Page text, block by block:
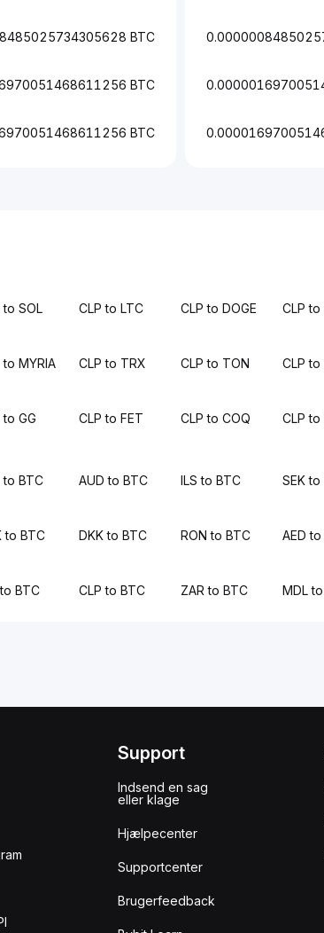
BTC
BTC
BTC
to SOL CLP to LTC CLP to DOGE CLP to
to MYRIA CLP to TRX CLP to TON CLP to
to GG CLP to FET CLP to COQ CLP to
to BTC AUD to BTC ILS to BTC SEK to
to BTC DKK to BTC RON to BTC AED
BTC CLP to BTC ZAR to BTC MDL
Support
Indsend en sag
eller klage
Hjælpecenter
Supportcenter
Brugerfeedback